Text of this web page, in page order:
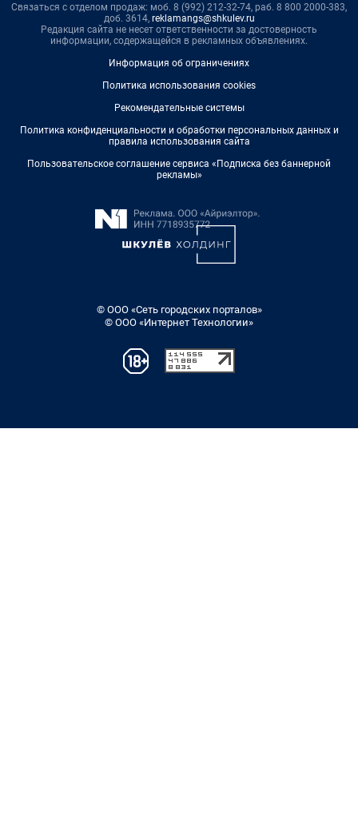
Связаться с отделом продаж: моб. 8 (992) 212-32-74, раб. 8 800 2000-383,
доб. 3614, reklamangs@shkulev.ru
Редакция сайта не несет ответственности за достоверность
информации, содержащейся в рекламных объявлениях.
Информация об ограничениях
Политика использования cookies
Рекомендательные системы
Политика конфиденциальности и обработки персональных данных и
правила использования сайта
Пользовательское соглашение сервиса «Подписка без баннерной
рекламы»
© ООО «Сеть городских порталов»
© ООО «Интернет Технологии»